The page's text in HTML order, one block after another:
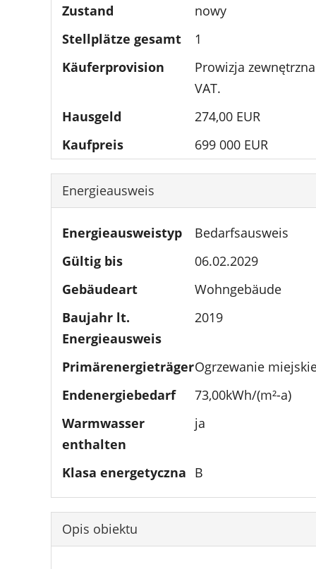
Zustand
nowy
Stellplätze gesamt
1
Käuferprovision
Prowizja
VAT.
Hausgeld
274,00 EUR
Kaufpreis
699 000 EUR
Energieausweis
Energieausweistyp
Bedarfsausweis
Gültig bis
06.02.2029
Gebäudeart
Wohngebäude
Baujahr lt.
Energieausweis
2019
PrimärenergieträgerOgrzewanie
Endenergiebedarf
73,00kWh/(m²-a)
Warmwasser
enthalten
ja
Klasa energetyczna B
Opis obiektu